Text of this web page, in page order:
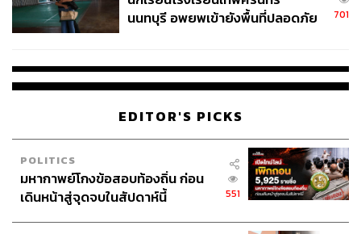
นนทบุรี อพยพเข้ายังพื้นที่ปลอดภัย
701
EDITOR'S PICKS
POLITICS
มหากาพย์โกงข้อสอบท้องถิ่น ก่อน
เดินหน้าสู่จุดจบในสัปดาห์นี้
551